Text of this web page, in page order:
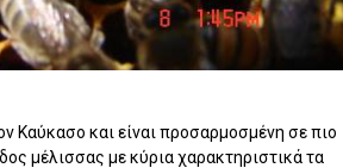
Καύκασο και είναι προσαρμοσμένη σε πιο
μέλισσας με κύρια χαρακτηριστικά τα